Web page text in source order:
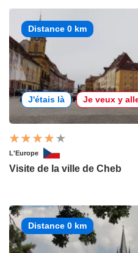
Distance 0 km
J'étais là Je veux y
L'Europe
Visite de la ville de Cheb
Distance 0 km